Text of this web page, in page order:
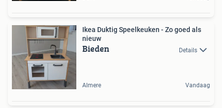
Ikea Duktig Speelkeuken - Zo goed als
nieuw
Bieden Details
Almere Vandaag